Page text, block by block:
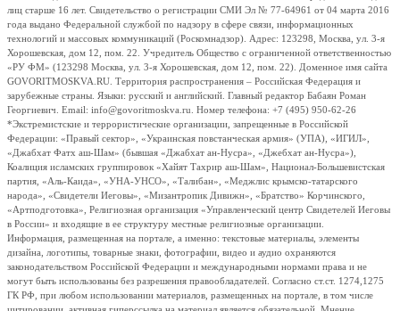
лиц старше 16 лет. Свидетельство о регистрации СМИ Эл № 77-64961 от 04 марта 2016
года выдано Федеральной службой по надзору в сфере связи, информационных
технологий и массовых коммуникаций (Роскомнадзор). Адрес: 123298, Москва, ул. 3-я
Хорошевская, дом 12, пом. 22. Учредитель Общество с ограниченной ответственностью
«РУ ФМ» (123298 Москва, ул. 3-я Хорошевская, дом 12, пом. 22). Доменное имя сайта
GOVORITMOSKVA.RU. Территория распространения – Российская Федерация и
зарубежные страны. Языки: русский и английский. Главный редактор Бабаян Роман
Георгиевич. Email: info@govoritmoskva.ru. Номер телефона: +7 (495) 950-62-26
*Экстремистские и террористические организации, запрещенные в Российской
Федерации: «Правый сектор», «Украинская повстанческая армия» (УПА), «ИГИЛ»,
«Джабхат Фатх аш-Шам» (бывшая «Джабхат ан-Нусра», «Джебхат ан-Нусра»),
Коалиция исламских группировок «Хайят Тахрир аш-Шам», Национал-Большевистская
партия, «Аль-Каида», «УНА-УНСО», «Талибан», «Меджлис крымско-татарского
народа», «Свидетели Иеговы», «Мизантропик Дивижн», «Братство» Корчинского,
«Артподготовка», Религиозная организация «Управленческий центр Свидетелей Иеговы
в России» и входящие в ее структуру местные религиозные организации.
Информация, размещенная на портале, а именно: текстовые материалы, элементы
дизайна, логотипы, товарные знаки, фотографии, видео и аудио охраняются
законодательством Российской Федерации и международными нормами права и не
могут быть использованы без разрешения правообладателей. Согласно ст.ст. 1274,1275
ГК РФ, при любом использовании материалов, размещенных на портале, в том числе